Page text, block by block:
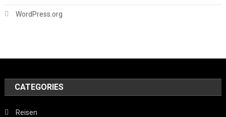
WordPress.org
CATEGORIES
Reisen